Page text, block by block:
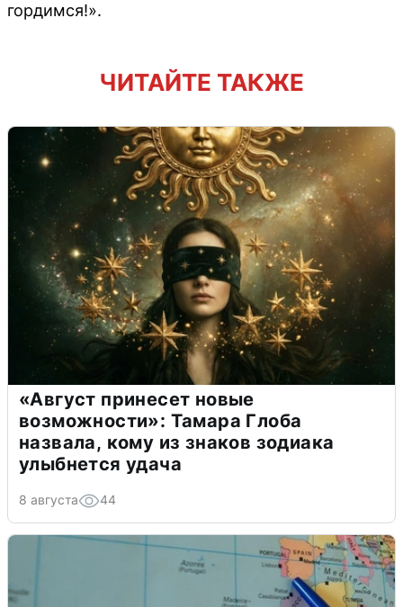
гордимся!».
ЧИТАЙТЕ ТАКЖЕ
«Август принесет новые
возможности»: Тамара Глоба
назвала, кому из знаков зодиака
улыбнется удача
8 августа 44